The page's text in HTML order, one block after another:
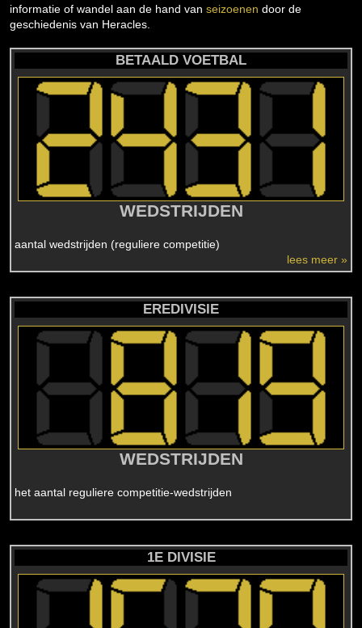
informatie of wandel aan de hand van seizoenen door de
geschiedenis van Heracles.
BETAALD VOETBAL
WEDSTRIJDEN
aantal wedstrijden (reguliere competitie)
lees meer »
EREDIVISIE
WEDSTRIJDEN
het aantal reguliere competitie-wedstrijden
1E DIVISIE